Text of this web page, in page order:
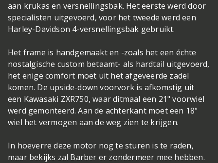
aan krukas en versnellingsbak. Het eerste werd door
specialisten uitgevoerd, voor het tweede werd een
Harley-Davidson 4-versnellingsbak gebruikt.
Het frame is handgemaakt en -zoals het een échte
nostalgische custom betaamt- als hardtail uitgevoerd,
het enige comfort moet uit het afgeveerde zadel
komen. De upside-down voorvork is afkomstig uit
een Kawasaki ZXR750, waar ditmaal een 21" voorwiel
werd gemonteerd. Aan de achterkant moet een 18"
wiel het vermogen aan de weg zien te krijgen.
In hoeverre deze motor nog te sturen is te raden,
maar bekijks zal Barber er zondermeer mee hebben.